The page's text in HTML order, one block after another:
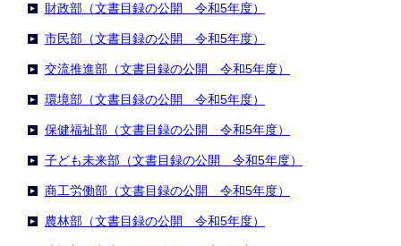
財政部（文書目録の公開 令和5年度）
市民部（文書目録の公開 令和5年度）
交流推進部（文書目録の公開 令和5年度）
環境部（文書目録の公開 令和5年度）
保健福祉部（文書目録の公開 令和5年度）
子ども未来部（文書目録の公開 令和5年度）
商工労働部（文書目録の公開 令和5年度）
農林部（文書目録の公開 令和5年度）